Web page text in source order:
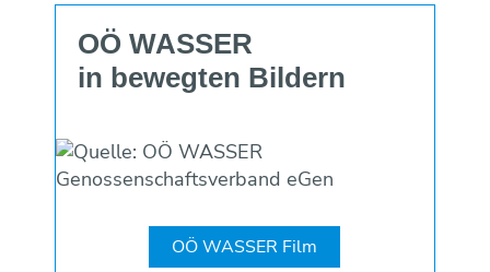
OÖ WASSER
in be­wegten Bildern
OÖ WASSER Film